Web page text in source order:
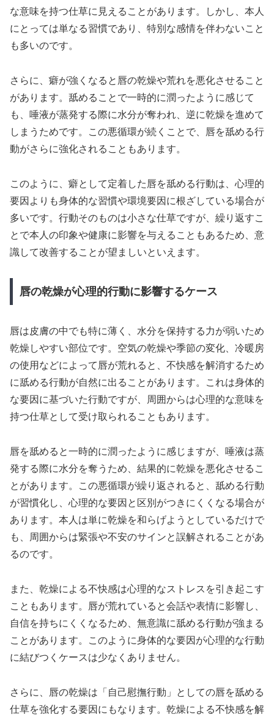
な意味を持つ仕草に見えることがあります。しかし、本人
にとっては単なる習慣であり、特別な感情を伴わないこと
も多いのです。
さらに、癖が強くなると唇の乾燥や荒れを悪化させること
があります。舐めることで一時的に潤ったように感じて
も、唾液が蒸発する際に水分が奪われ、逆に乾燥を進めて
しまうためです。この悪循環が続くことで、唇を舐める行
動がさらに強化されることもあります。
このように、癖として定着した唇を舐める行動は、心理的
要因よりも身体的な習慣や環境要因に根ざしている場合が
多いです。行動そのものは小さな仕草ですが、繰り返すこ
とで本人の印象や健康に影響を与えることもあるため、意
識して改善することが望ましいといえます。
唇の乾燥が心理的行動に影響するケース
唇は皮膚の中でも特に薄く、水分を保持する力が弱いため
乾燥しやすい部位です。空気の乾燥や季節の変化、冷暖房
の使用などによって唇が荒れると、不快感を解消するため
に舐める行動が自然に出ることがあります。これは身体的
な要因に基づいた行動ですが、周囲からは心理的な意味を
持つ仕草として受け取られることもあります。
唇を舐めると一時的に潤ったように感じますが、唾液は蒸
発する際に水分を奪うため、結果的に乾燥を悪化させるこ
とがあります。この悪循環が繰り返されると、舐める行動
が習慣化し、心理的な要因と区別がつきにくくなる場合が
あります。本人は単に乾燥を和らげようとしているだけで
も、周囲からは緊張や不安のサインと誤解されることがあ
るのです。
また、乾燥による不快感は心理的なストレスを引き起こす
こともあります。唇が荒れていると会話や表情に影響し、
自信を持ちにくくなるため、無意識に舐める行動が強まる
ことがあります。このように身体的な要因が心理的な行動
に結びつくケースは少なくありません。
さらに、唇の乾燥は「自己慰撫行動」としての唇を舐める
仕草を強化する要因にもなります。乾燥による不快感を解